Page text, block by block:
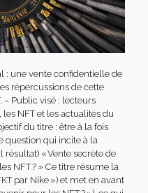
: une vente confidentielle de
répercussions de cette
– Public visé : lecteurs
NFT et les actualités du
du titre : être à la fois
question qui incite à la
résultat) « Vente secrète de
NFT ? » Ce titre résume la
par Nike ») et met en avant